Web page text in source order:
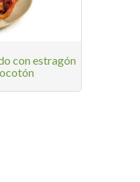
con estragón